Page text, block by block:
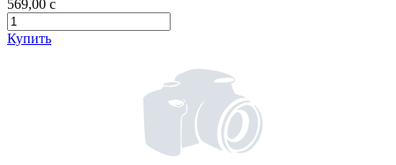
569,00 c
Купить